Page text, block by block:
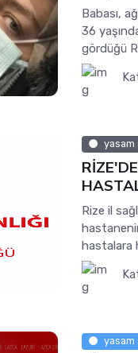
Babası,
36
gördüğü
yasam
Rize il
hastalara
yasam